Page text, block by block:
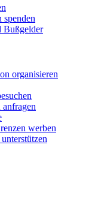
spenden
Bußgelder
organisieren
werben